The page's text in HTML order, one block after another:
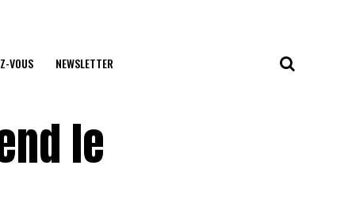
VOUS NEWSLETTER
le